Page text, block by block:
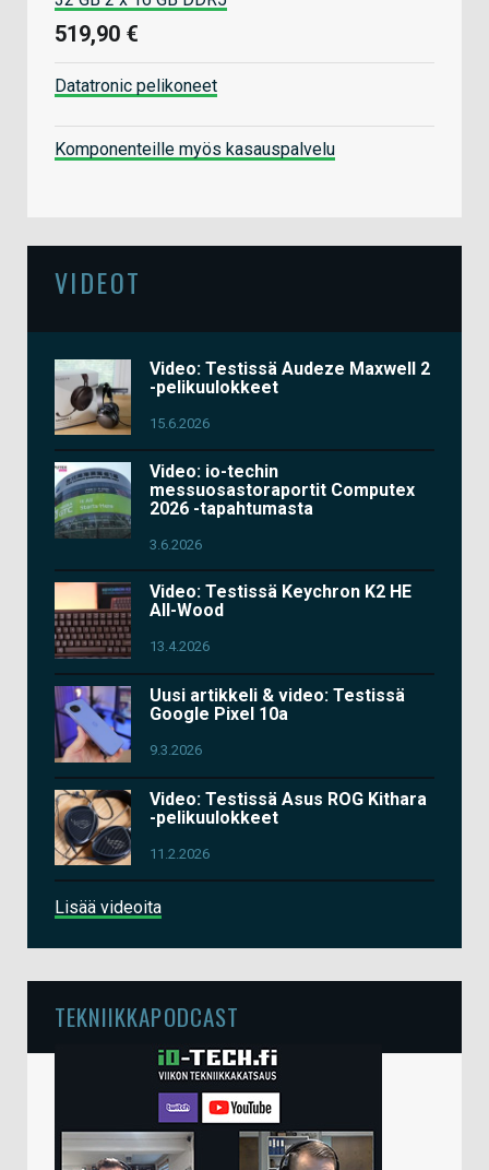
519,90 €
Datatronic pelikoneet
Komponenteille myös kasauspalvelu
VIDEOT
Video: Testissä Audeze Maxwell 2
-pelikuulokkeet
15.6.2026
Video: io-techin
messuosastoraportit Computex
2026 -tapahtumasta
3.6.2026
Video: Testissä Keychron K2 HE
All-Wood
13.4.2026
Uusi artikkeli & video: Testissä
Google Pixel 10a
9.3.2026
Video: Testissä Asus ROG Kithara
-pelikuulokkeet
11.2.2026
Lisää videoita
TEKNIIKKAPODCAST